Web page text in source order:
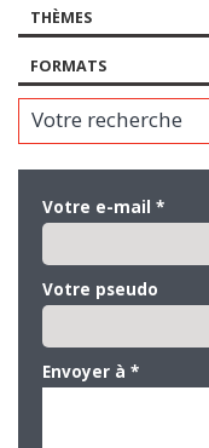
THÈMES
FORMATS
Votre recherche
Votre e-mail *
Votre pseudo
Envoyer à *